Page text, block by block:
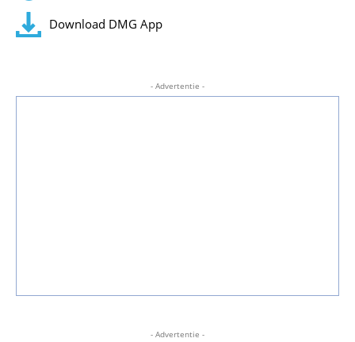
Download DMG App
- Advertentie -
- Advertentie -